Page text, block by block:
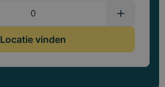
Locatie vinden